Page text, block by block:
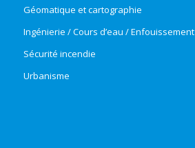
Géomatique et cartographie
Ingénierie / Cours d’eau / Enfouissement
Sécurité incendie
Urbanisme